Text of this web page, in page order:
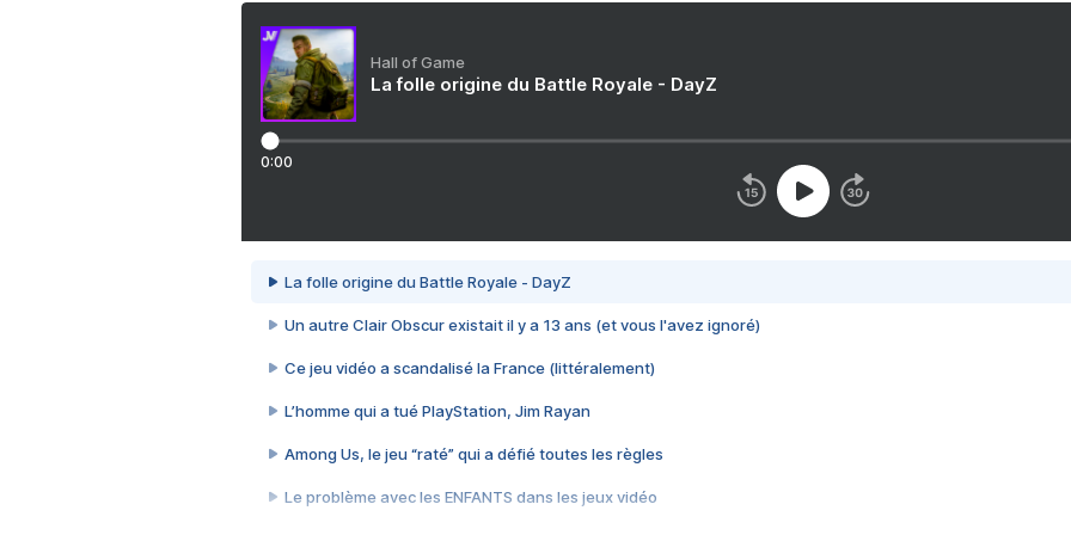
Hall of Game
La folle origine du Battle Royale - DayZ
0:00
La folle origine du Battle Royale - DayZ
Un autre Clair Obscur existait il y a 13 ans (et vous l'avez ignoré)
Ce jeu vidéo a scandalisé la France (littéralement)
L’homme qui a tué PlayStation, Jim Rayan
Among Us, le jeu “raté” qui a défié toutes les règles
Le problème avec les ENFANTS dans les jeux vidéo